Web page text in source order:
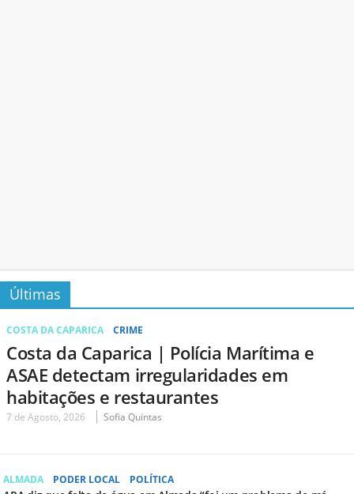
Últimas
COSTA DA CAPARICA CRIME
Costa da Caparica | Polícia Marítima e
ASAE detectam irregularidades em
habitações e restaurantes
7 de Agosto, 2026 Sofia Quintas
ALMADA PODER LOCAL POLÍTICA